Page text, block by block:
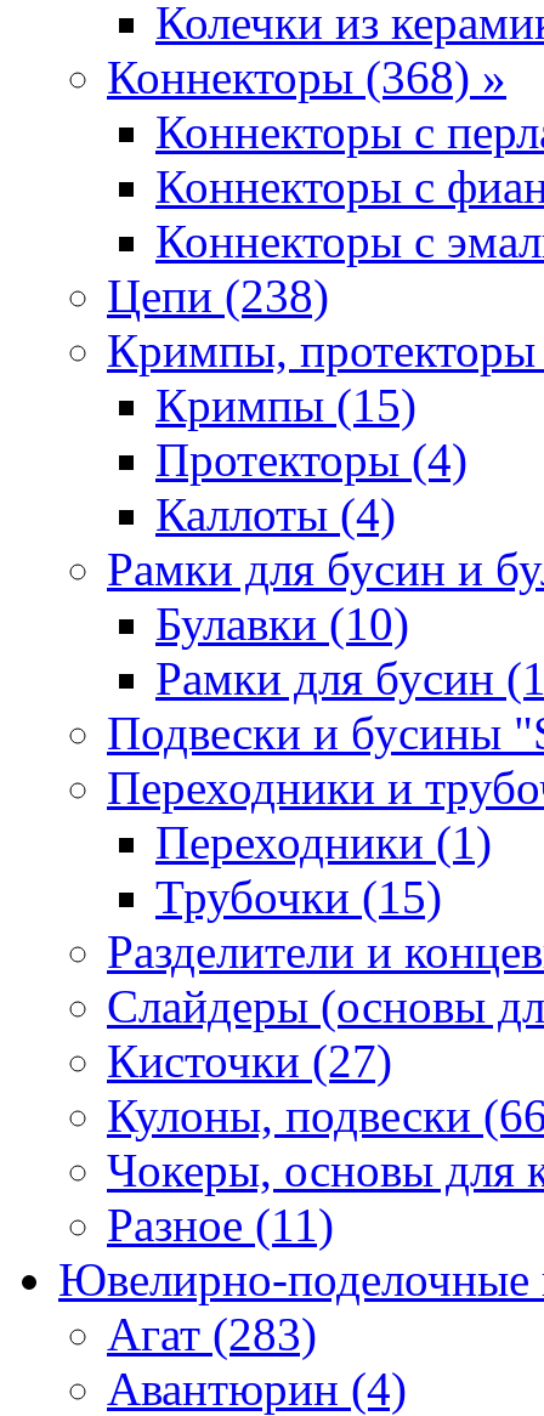
Колечки из
Коннекторы (368) »
Коннекторы с
Коннекторы с
Коннекторы с
Цепи (238)
Кримпы,
Кримпы (15)
Протекторы (4)
Каллоты (4)
Рамки для бусин и
Булавки (10)
Рамки для бусин
Подвески и бусины
Переходники и
Переходники (1)
Трубочки (15)
Разделители и
Слайдеры (основы
Кисточки (27)
Кулоны, подвески
Чокеры, основы для
Разное (11)
Ювелирно-поделочные
Агат (283)
Авантюрин (4)